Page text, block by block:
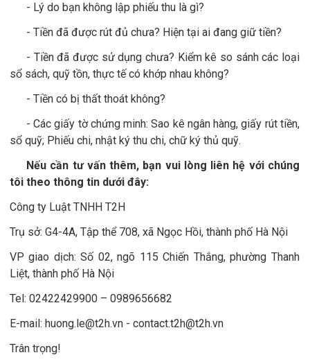
- Lý do bạn không lập phiếu thu là gì?
- Tiền đã được rút đủ chưa? Hiện tại ai đang giữ tiền?
- Tiền đã được sử dụng chưa? Kiểm kê so sánh các loại
sổ sách, quỹ tồn, thực tế có khớp nhau không?
- Tiền có bị thất thoát không?
- Các giấy tờ chứng minh: Sao kê ngân hàng, giấy rút tiền,
sổ quỹ; Phiếu chi, nhật ký thu chi, chữ ký thủ quỹ.
Nếu cần tư vấn thêm, bạn vui lòng liên hệ với chúng
tôi theo thông tin dưới đây:
Công ty Luật TNHH T2H
Trụ sở: G4-4A, Tập thể 708, xã Ngọc Hồi, thành phố Hà Nội
VP giao dịch: Số 02, ngõ 115 Chiến Thắng, phường Thanh
Liệt, thành phố Hà Nội
Tel: 02422429900 – 0989656682
E-mail: huong.le@t2h.vn - contact.t2h@t2h.vn
Trân trọng!